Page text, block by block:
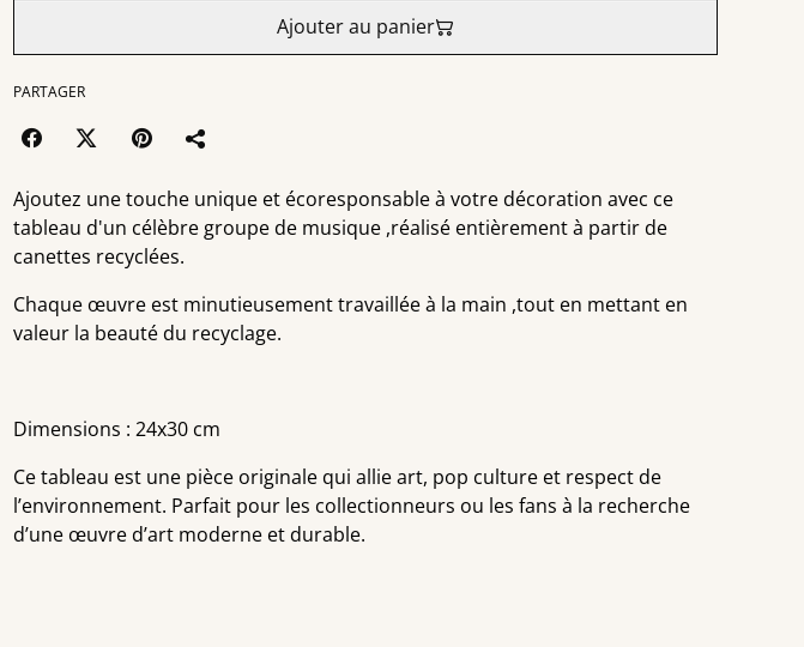
Ajouter au panier
PARTAGER
Ajoutez une touche unique et écoresponsable à votre décoration avec ce
tableau d'un célèbre groupe de musique ,réalisé entièrement à partir de
canettes recyclées.
Chaque œuvre est minutieusement travaillée à la main ,tout en mettant en
valeur la beauté du recyclage.
Dimensions : 24x30 cm
Ce tableau est une pièce originale qui allie art, pop culture et respect de
l’environnement. Parfait pour les collectionneurs ou les fans à la recherche
d’une œuvre d’art moderne et durable.